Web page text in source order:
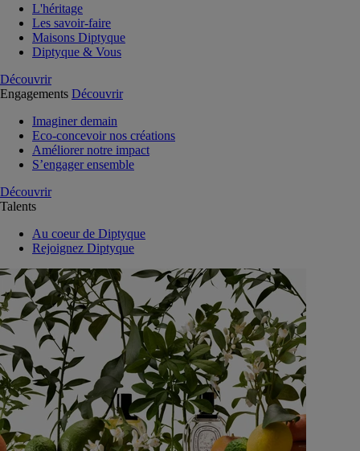
L'héritage
Les savoir-faire
Maisons Diptyque
Diptyque & Vous
Découvrir
Engagements Découvrir
Imaginer demain
Eco-concevoir nos créations
Améliorer notre impact
S’engager ensemble
Découvrir
Talents
Au coeur de Diptyque
Rejoignez Diptyque